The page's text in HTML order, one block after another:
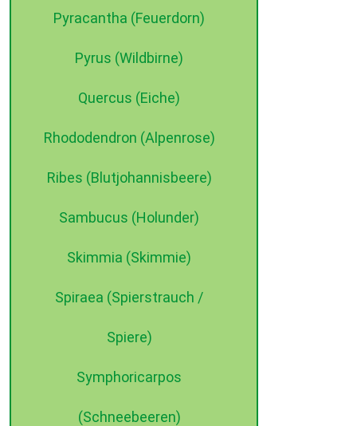
Pyracantha (Feuerdorn)
Pyrus (Wildbirne)
Quercus (Eiche)
Rhododendron (Alpenrose)
Ribes (Blutjohannisbeere)
Sambucus (Holunder)
Skimmia (Skimmie)
Spiraea (Spierstrauch /
Spiere)
Symphoricarpos
(Schneebeeren)